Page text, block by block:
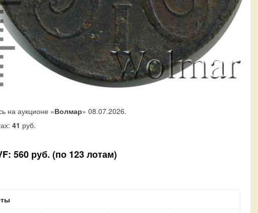
на аукционе «Волмар» 08.07.2026.
41 руб.
560 руб. (по 123 лотам)